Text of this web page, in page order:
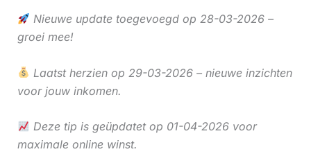
Nieuwe update toegevoegd op 28-03-2026 –
groei mee!
Laatst herzien op 29-03-2026 – nieuwe inzichten
voor jouw inkomen.
Deze tip is geüpdatet op 01-04-2026 voor
maximale online winst.